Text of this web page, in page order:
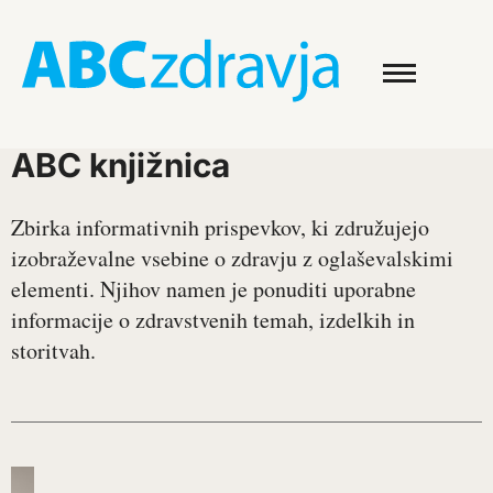
ABC knjižnica
Zbirka informativnih prispevkov, ki združujejo
izobraževalne vsebine o zdravju z oglaševalskimi
elementi. Njihov namen je ponuditi uporabne
informacije o zdravstvenih temah, izdelkih in
storitvah.